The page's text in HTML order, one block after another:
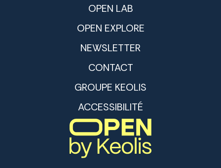
OPEN LAB
OPEN EXPLORE
NEWSLETTER
CONTACT
GROUPE KEOLIS
ACCESSIBILITÉ